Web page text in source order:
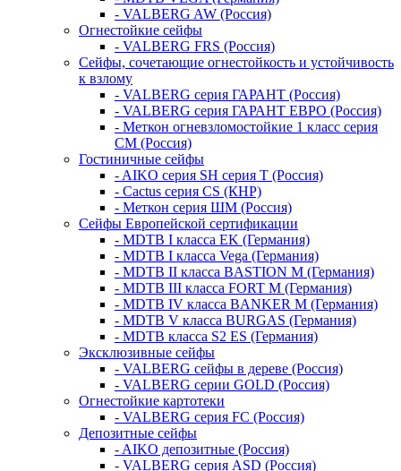
- VALBERG AW (Россия)
Огнестойкие сейфы
- VALBERG FRS (Россия)
Сейфы, сочетающие огнестойкость и устойчивость
к взлому
- VALBERG серия ГАРАНТ (Россия)
- VALBERG серия ГАРАНТ ЕВРО (Россия)
- Меткон огневзломостойкие 1 класс серия
СМ (Россия)
Гостиничные сейфы
- AIKO серия SH серия Т (Россия)
- Cactus серия CS (КНР)
- Меткон серия ШМ (Россия)
Сейфы Европейской сертификации
- MDTB I класса EK (Германия)
- MDTB I класса Vega (Германия)
- MDTB II класса BASTION M (Германия)
- MDTB III класса FORT M (Германия)
- MDTB IV класса BANKER M (Германия)
- MDTB V класса BURGAS (Германия)
- MDTB класса S2 ES (Германия)
Эксклюзивные сейфы
- VALBERG сейфы в дереве (Россия)
- VALBERG серии GOLD (Россия)
Огнестойкие картотеки
- VALBERG серия FC (Россия)
Депозитные сейфы
- AIKO депозитные (Россия)
- VALBERG серия ASD (Россия)